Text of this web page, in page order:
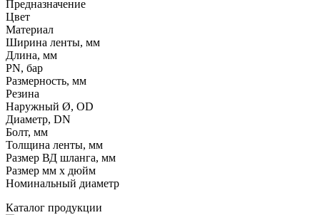
Предназначение
Цвет
Материал
Ширина ленты, мм
Длина, мм
PN, бар
Размерность, мм
Резина
Наружный Ø, OD
Диаметр, DN
Болт, мм
Толщина ленты, мм
Размер ВД шланга, мм
Размер мм x дюйм
Номинальный диаметр
Каталог продукции